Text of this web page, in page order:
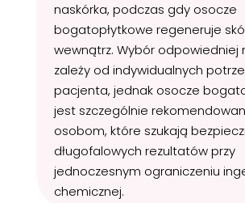
naskórka, podczas gdy osocze
bogatopłytkowe regeneruje
wewnątrz. Wybór odpowiedniej
zależy od indywidualnych
pacjenta, jednak osocze
jest szczególnie
osobom, które szukają
długofalowych rezultatów przy
jednoczesnym ograniczeniu
chemicznej.